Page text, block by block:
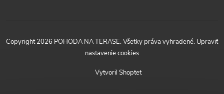
Vytvoril Shoptet
Copyright 2026 POHODA NA TERASE. Všetky práva vyhradené. Upraviť
nastavenie cookies